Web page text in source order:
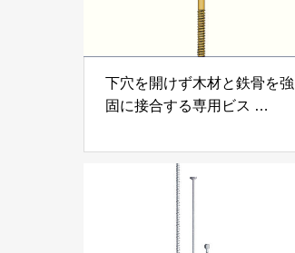
下穴を開けず木材と鉄骨を強
固に接合する専用ビス
株式会社